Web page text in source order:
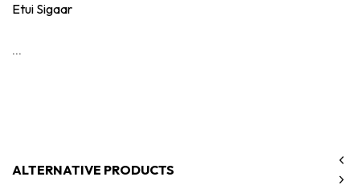
Etui Sigaar
...
ALTERNATIVE PRODUCTS